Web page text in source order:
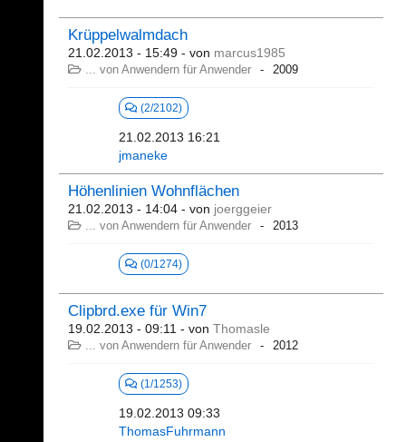
Krüppelwalmdach
21.02.2013 - 15:49 - von marcus1985
... von Anwendern für Anwender 2009
(2/2102)
21.02.2013 16:21
jmaneke
Höhenlinien Wohnflächen
21.02.2013 - 14:04 - von joerggeier
... von Anwendern für Anwender 2013
(0/1274)
Clipbrd.exe für Win7
19.02.2013 - 09:11 - von Thomasle
... von Anwendern für Anwender 2012
(1/1253)
19.02.2013 09:33
ThomasFuhrmann